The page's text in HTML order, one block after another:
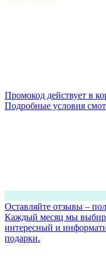
Промокод действует в
Подробные условия
Оставляйте отзывы –
Каждый месяц мы
интересный и
подарки.